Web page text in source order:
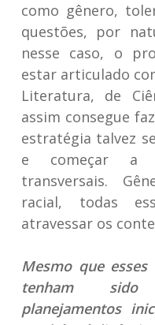
como gênero,
questões, por
nesse caso, o
estar articulado
Literatura, de
assim consegue
estratégia talvez
e começar a
transversais.
racial, todas
atravessar os
Mesmo que
tenham sido
planejamentos